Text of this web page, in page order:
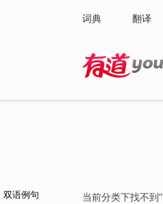
词典 翻译
双语例句 当前分类下找不到"